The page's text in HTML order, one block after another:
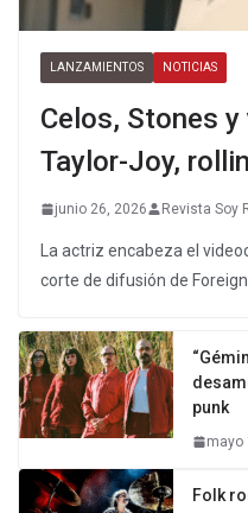
LANZAMIENTOS NOTICIAS
Celos, Stones
Taylor-Joy,
junio 26, 2026 Revista Soy
La actriz encabeza el
corte de difusión de
punk
mayo
Folk